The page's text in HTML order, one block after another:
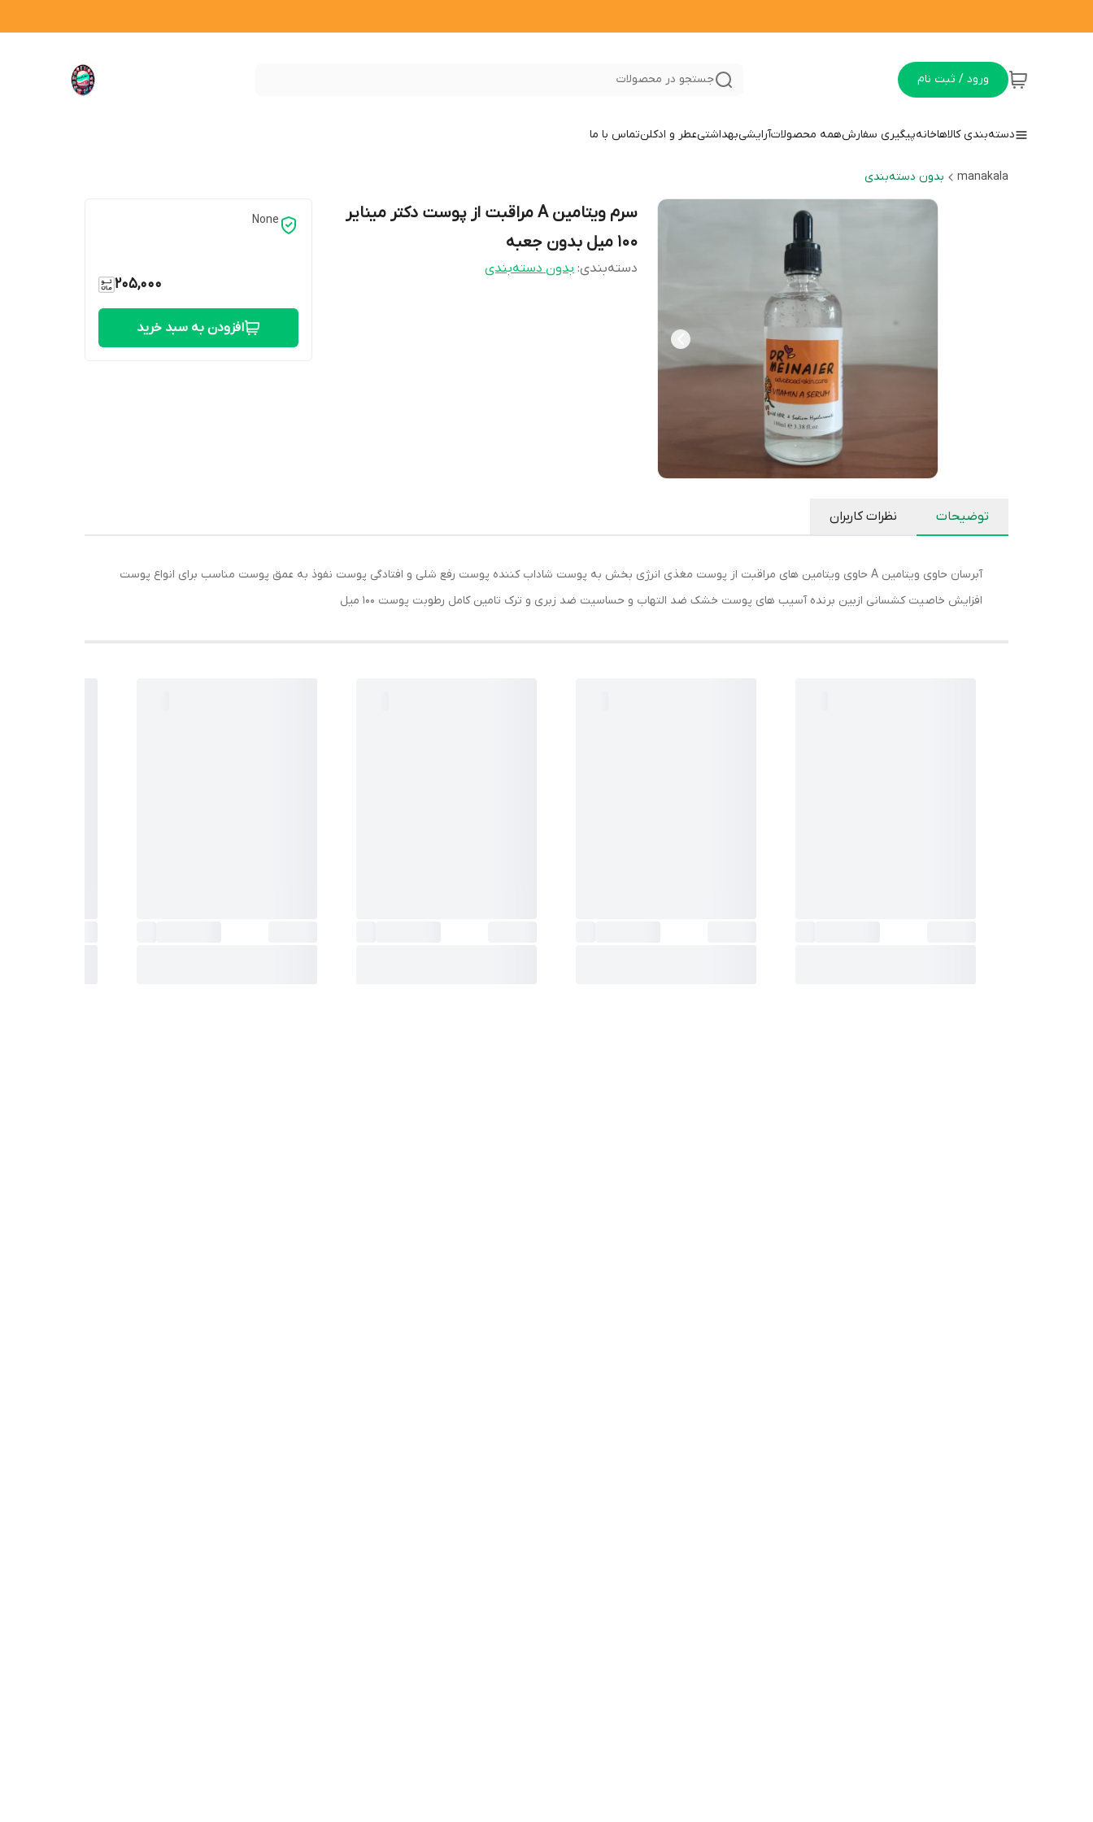
ورود / ثبت نام جستجو در محصولات
دسته‌بندی کالاهاخانهپیگیری سفارشهمه محصولاتآرایشیبهداشتیعطر و ادکلنتماس با ما
manakala بدون دسته‌بندی
سرم ویتامین A مراقبت از پوست دکتر مینایر
100 میل بدون جعبه
دسته‌بندی:بدون دسته‌بندی
None
205,000
افزودن به سبد خرید
توضیحات نظرات کاربران
آبرسان حاوی ویتامین A حاوی ویتامین های مراقبت از پوست مغذی انرژی بخش به پوست شاداب کننده پوست رفع شلی و افتادگی پوست نفوذ به عمق پوست مناسب برای انواع پوست
افزایش خاصیت کشسانی ازبین برنده آسیب های پوست خشک ضد التهاب و حساسیت ضد زبری و ترک تامین کامل رطوبت پوست 100 میل